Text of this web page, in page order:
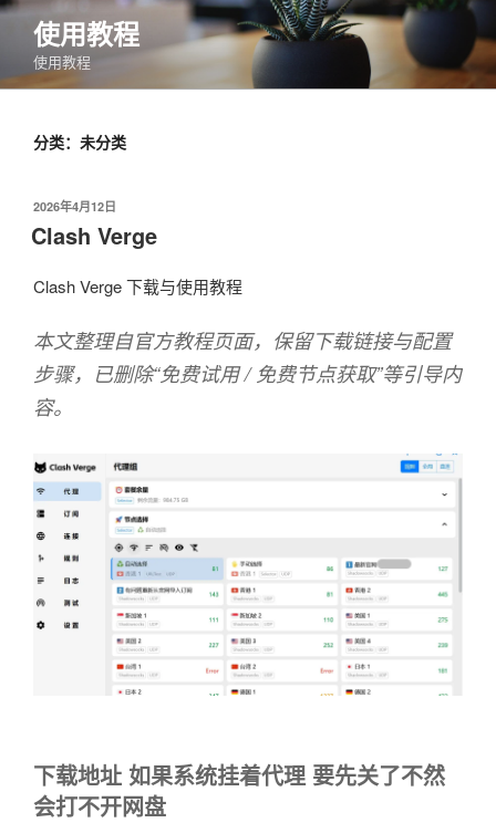
跳
容
使用教程
使用教程
分类：未分类
发
布
于
2026年4月12日
Clash Verge
Clash Verge 下载与使用教程
本文整理自官方教程页面，保留下载链接与配置
步骤，已删除“免费试用 / 免费节点获取”等引导内
容。
下载地址 如果系统挂着代理 要先关了不然
会打不开网盘